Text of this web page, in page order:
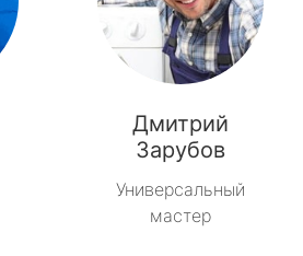
Дмитрий
Зарубов
Универсальный
мастер